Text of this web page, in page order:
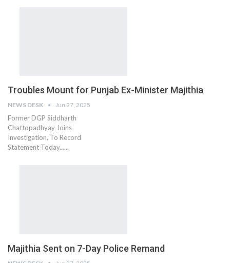
Troubles Mount for Punjab Ex-Minister Majithia
NEWS DESK Jun 27, 2025
Former DGP Siddharth
Chattopadhyay Joins
Investigation, To Record
Statement Today......
Majithia Sent on 7-Day Police Remand